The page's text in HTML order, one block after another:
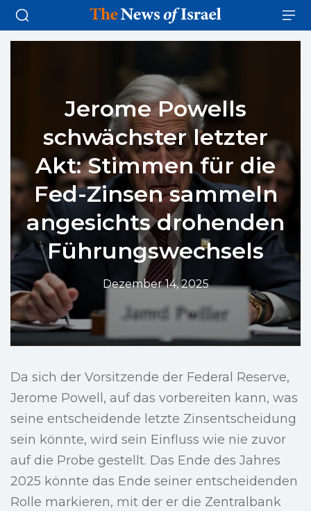
Jerome Powells
schwächster letzter
Akt: Stimmen für die
Fed-Zinsen sammeln
angesichts drohenden
Führungswechsels
Dezember 14, 2025
Da sich der Vorsitzende der Federal Reserve,
Jerome Powell, auf das vorbereiten kann, was
seine entscheidende letzte Zinsentscheidung
sein könnte, wird sein Einfluss wie nie zuvor
auf die Probe gestellt. Das Ende des Jahres
2025 könnte das Ende seiner entscheidenden
Rolle markieren, mit der er die Zentralbank